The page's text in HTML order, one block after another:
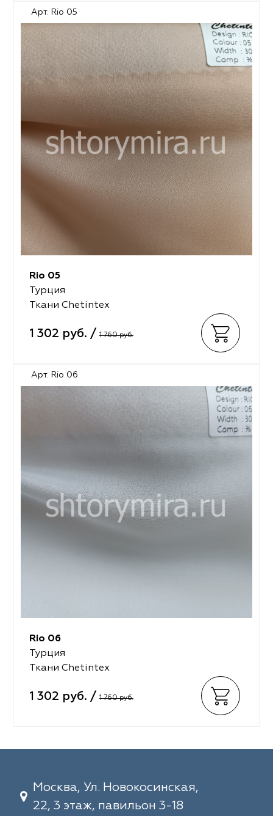
Арт. Rio 05
Rio 05
Турция
Ткани Chetintex
1 302 руб. / 1 760 руб.
Арт. Rio 06
Rio 06
Турция
Ткани Chetintex
1 302 руб. / 1 760 руб.
Москва, Ул. Новокосинская,
22, 3 этаж, павильон 3-18